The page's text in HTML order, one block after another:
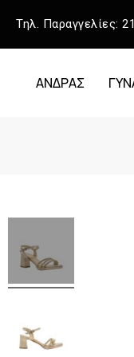
Τηλ. Παραγγελίες:
ΑΝΔΡΑΣ